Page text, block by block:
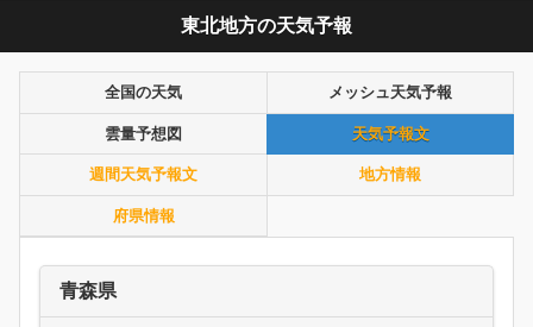
東北地方の天気予報
全国の天気 メッシュ天気予報
雲量予想図 天気予報文
週間天気予報文 地方情報
府県情報
青森県